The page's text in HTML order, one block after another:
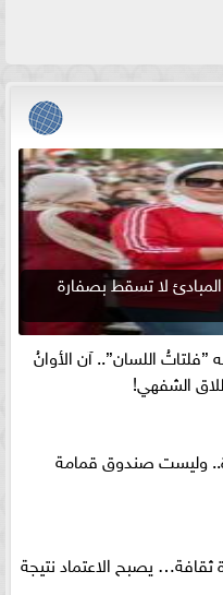
لا تسقط بصفارة
”فلتاتُ اللسان”.. آن الأوانُ
الشفهي!
وليست صندوق قمامة
يصبح الاعتماد نتيجة